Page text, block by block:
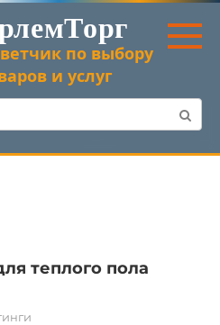
по выбору
и услуг
теплого пола